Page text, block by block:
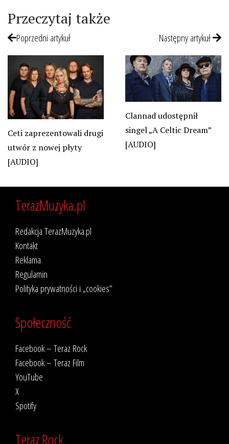
Przeczytaj także
Poprzedni artykuł
Ceti zaprezentowali drugi
utwór z nowej płyty
[AUDIO]
Następny artykuł
Clannad udostępnił
singel „A Celtic Dream”
[AUDIO]
TerazMuzyka.pl
Redakcja TerazMuzyka.pl
Kontakt
Reklama
Regulamin
Polityka prywatności i „cookies”
Społeczność
Facebook – Teraz Rock
Facebook – Teraz Film
YouTube
X
Spotify
Teraz Rock